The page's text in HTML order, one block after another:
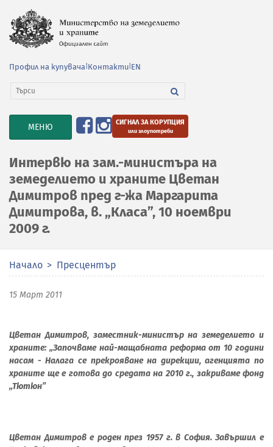
Профил на купувача Контакти EN
TOGGLE
NAVIGATION
МЕНЮ СИГНАЛ ЗА КОРУПЦИЯ
или злоупотреби
Интервю на зам.-министъра на
земеделието и храните Цветан
Димитров пред г-жа Маргарита
Димитрова, в. „Класа”, 10 ноември
2009 г.
Начало Пресцентър
15 Март 2011
Цветан Димитров, заместник-министър на земеделието и
храните: „Започваме най-мащабната реформа от 10 години
насам - Налага се прекрояване на дирекции, агенцията по
храните ще е готова до средата на 2010 г., закриваме фонд
„Тютюн”
Цветан Димитров е роден през 1957 г. в София. Завършил е